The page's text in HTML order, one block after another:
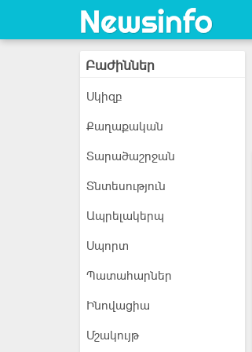
Բաժիններ
Սկիզբ
Քաղաքական
Տարածաշրջան
Տնտեսություն
Ապրելակերպ
Սպորտ
Պատահարներ
Ինովացիա
Մշակույթ